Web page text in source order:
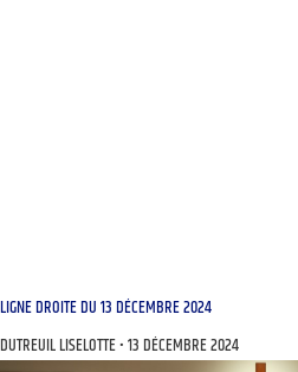
LIGNE DROITE DU 13 DÉCEMBRE 2024
DUTREUIL LISELOTTE 13 DÉCEMBRE 2024